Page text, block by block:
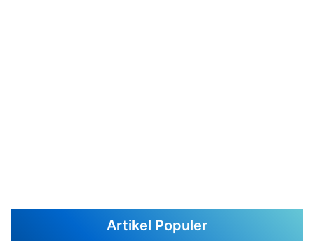
Artikel Populer